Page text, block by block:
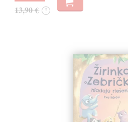
13,90 € ?